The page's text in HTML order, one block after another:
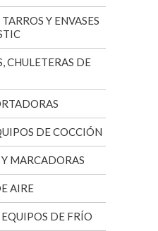
Y ENVASES
CHULETERAS DE
DE COCCIÓN
MARCADORAS
AIRE
DE FRÍO